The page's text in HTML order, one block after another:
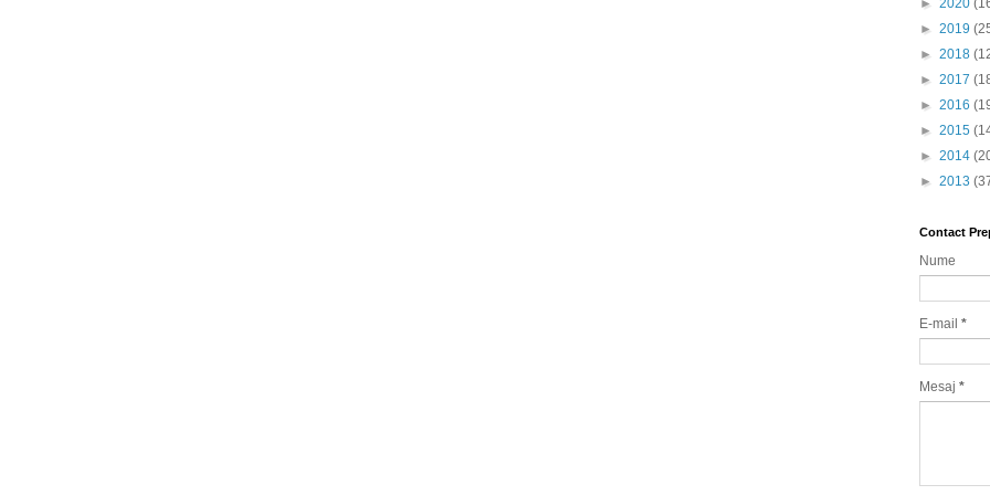
► 2020
► 2019
► 2018
► 2017
► 2016
► 2015
► 2014
► 2013
Contact
Nume
E-mail *
Mesaj *